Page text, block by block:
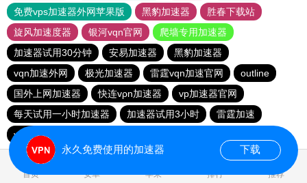
免费vps加速器外网苹果版
黑豹加速器
胜春下载站
旋风加速度器
银河vqn官网
爬墙专用加速器
加速器试用30分钟
安易加速器
黑豹加速器
vqn加速外网
极光加速器 雷霆vqn加速官网
outline
国外上网加速器
快连vρn加速器
vp加速器官网
每天试用一小时加速器
加速器试用3小时
雷霆加速
vp加速器官网
首页 安卓 苹果 排行 推荐
永久免费使用的加速器 下载
0.043548s